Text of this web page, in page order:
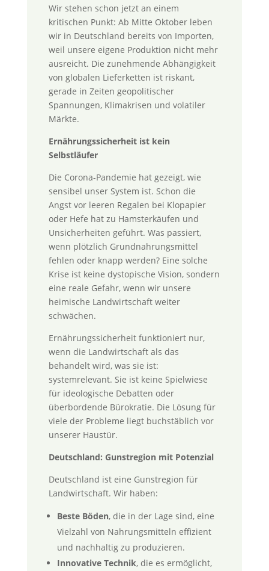
Wir stehen schon jetzt an einem
kritischen Punkt: Ab Mitte Oktober leben
wir in Deutschland bereits von Importen,
weil unsere eigene Produktion nicht mehr
ausreicht. Die zunehmende Abhängigkeit
von globalen Lieferketten ist riskant,
gerade in Zeiten geopolitischer
Spannungen, Klimakrisen und volatiler
Märkte.
Ernährungssicherheit ist kein
Selbstläufer
Die Corona-Pandemie hat gezeigt, wie
sensibel unser System ist. Schon die
Angst vor leeren Regalen bei Klopapier
oder Hefe hat zu Hamsterkäufen und
Unsicherheiten geführt. Was passiert,
wenn plötzlich Grundnahrungsmittel
fehlen oder knapp werden? Eine solche
Krise ist keine dystopische Vision, sondern
eine reale Gefahr, wenn wir unsere
heimische Landwirtschaft weiter
schwächen.
Ernährungssicherheit funktioniert nur,
wenn die Landwirtschaft als das
behandelt wird, was sie ist:
systemrelevant. Sie ist keine Spielwiese
für ideologische Debatten oder
überbordende Bürokratie. Die Lösung für
viele der Probleme liegt buchstäblich vor
unserer Haustür.
Deutschland: Gunstregion mit Potenzial
Deutschland ist eine Gunstregion für
Landwirtschaft. Wir haben:
Beste Böden, die in der Lage sind, eine
Vielzahl von Nahrungsmitteln effizient
und nachhaltig zu produzieren.
Innovative Technik, die es ermöglicht,